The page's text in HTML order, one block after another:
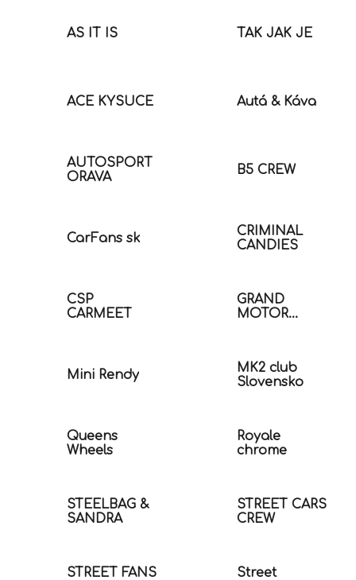
AS IT IS TAK JAK JE
ACE KYSUCE Autá & Káva
AUTOSPORT
ORAVA
B5 CREW
CarFans sk
CRIMINAL
CANDIES
CSP
CARMEET
GRAND
MOTOR
Mini Rendy
MK2 club
Slovensko
Queens
Wheels
Royale
chrome
STEELBAG &
SANDRA
STREET CARS
CREW
STREET FANS
Street